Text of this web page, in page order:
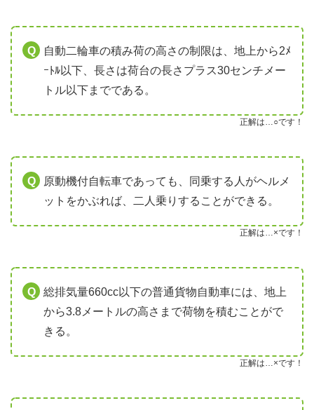
自動二輪車の積み荷の高さの制限は、地上から2ﾒ
ｰﾄﾙ以下、長さは荷台の長さプラス30センチメー
トル以下までである。
正解は…○です！
原動機付自転車であっても、同乗する人がヘルメ
ットをかぶれば、二人乗りすることができる。
正解は…×です！
総排気量660cc以下の普通貨物自動車には、地上
から3.8メートルの高さまで荷物を積むことがで
きる。
正解は…×です！